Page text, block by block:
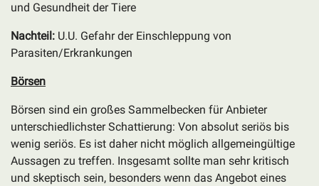
und Gesundheit der Tiere
Nachteil: U.U. Gefahr der Einschleppung von
Parasiten/Erkrankungen
Börsen
Börsen sind ein großes Sammelbecken für Anbieter
unterschiedlichster Schattierung: Von absolut seriös bis
wenig seriös. Es ist daher nicht möglich allgemeingültige
Aussagen zu treffen. Insgesamt sollte man sehr kritisch
und skeptisch sein, besonders wenn das Angebot eines